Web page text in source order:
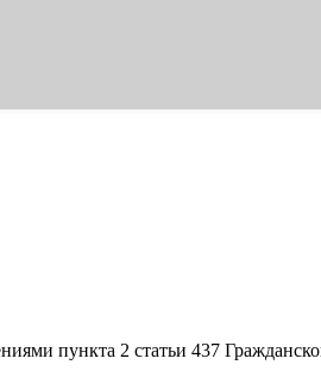
пункта 2 статьи 437